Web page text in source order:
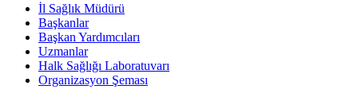
İl Sağlık Müdürü
Başkanlar
Başkan Yardımcıları
Uzmanlar
Halk Sağlığı Laboratuvarı
Organizasyon Şeması